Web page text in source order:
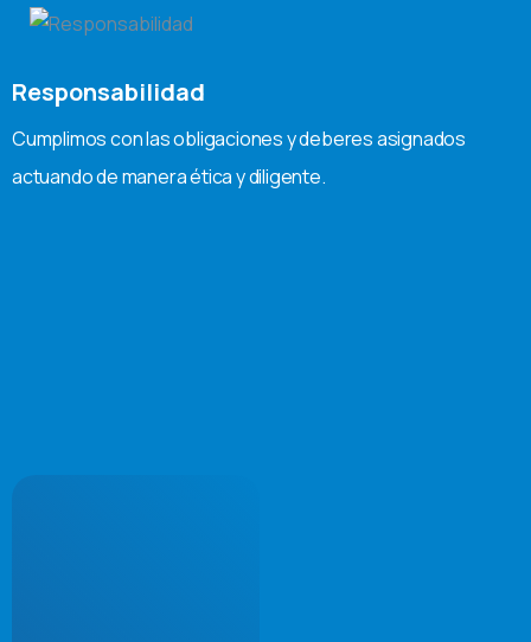
Responsabilidad
Cumplimos con las obligaciones y deberes asignados
actuando de manera ética y diligente.